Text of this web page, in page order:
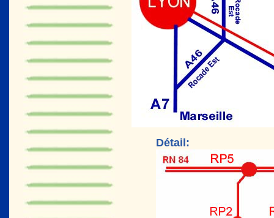
Détail: